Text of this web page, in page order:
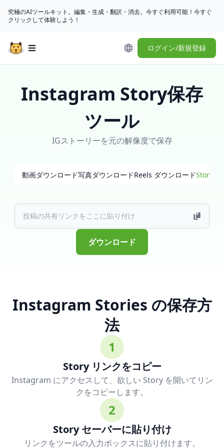
究極のAIツールキット。編集・生成・翻訳・消去。今すぐ利用可能！今すぐ
クリックして体験しよう！
Open main menu ログイン/新規登録
Instagram Story保存
ツール
IGストーリーを元の解像度で保存
動画ダウンロード写真ダウンロードReels ダウンロードStory ダ
ダウンロード
Instagram Stories の保存方
法
1
Story リンクをコピー
Instagram にアクセスして、欲しい Story を開いてリン
クをコピーします。
2
Story セーバーに貼り付け
リンクをツールの入力ボックスに貼り付けます。